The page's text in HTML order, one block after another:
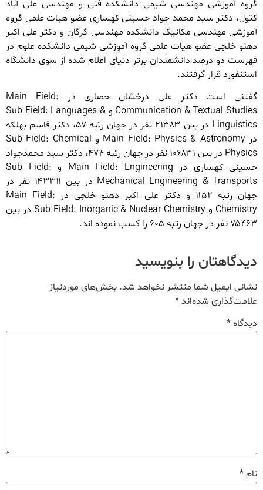
گروه آموزشی مهندسی شیمی دانشکده فنی و مهندسی علی آباد
کتول، دکتر سید محمد جواد حسینی کهساری عضو هیات علمی گروه
آموزشی مهندسی مکانیک دانشکده مهندسی گرگان و دکتر علی اکبر
دهنو خلجی عضو هیات علمی گروه آموزشی شیمی دانشکده علوم در
فهرست دو درصد دانشمندان برتر دنیای اعلام شده از سوی دانشگاه
استنفورد قرار گرفتند.
گفتنی است دکتر علی درخشان حصاری در Main Field:
Communication & Textual Studies و Sub Field: Languages &
Linguistics در بین ۲۱۳۸۳ نفر در جهان رتبه ۵۷، دکتر قاسم بهلکه
در Main Field: Physics & Astronomy و Sub Field: Chemical
Physics در بین ۱۰۶۸۳۱ نفر در جهان رتبه ۴۷۴، دکتر سید محمدجواد
حسینی کهساری در Main Field: Engineering و Sub Field:
Mechanical Engineering & Transports در بین ۱۴۳۳۱۱ نفر در
جهان رتبه ۱۱۵۲ و دکتر علی اکبر دهنو خلجی در Main Field:
Chemistry و Sub Field: Inorganic & Nuclear Chemistry در بین
۷۵۴۶۳ نفر در جهان رتبه ۶۰۵ را کسب نموده ­اند.
دیدگاهتان را بنویسید
نشانی ایمیل شما منتشر نخواهد شد. بخش‌های موردنیاز
علامت‌گذاری شده‌اند*
دیدگاه*
نام*